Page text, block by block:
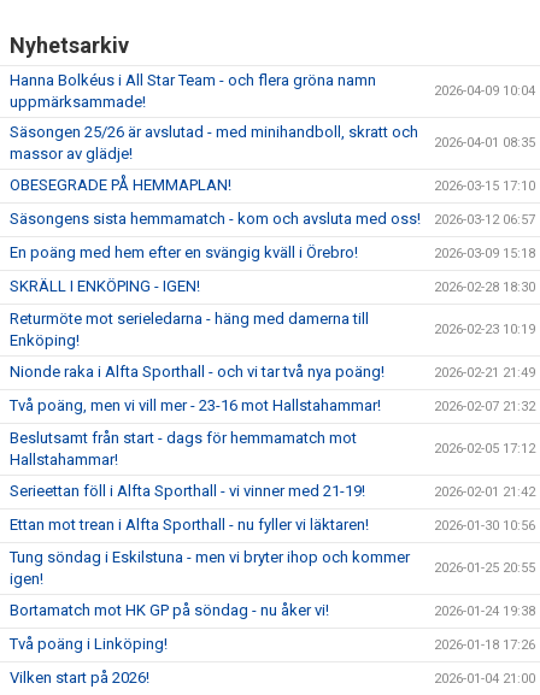
Nyhetsarkiv
Hanna Bolkéus i All Star Team - och flera gröna namn
uppmärksammade!
2026-04-09 10:04
Säsongen 25/26 är avslutad - med minihandboll, skratt och
massor av glädje!
2026-04-01 08:35
OBESEGRADE PÅ HEMMAPLAN! 2026-03-15 17:10
Säsongens sista hemmamatch - kom och avsluta med oss! 2026-03-12 06:57
En poäng med hem efter en svängig kväll i Örebro! 2026-03-09 15:18
SKRÄLL I ENKÖPING - IGEN! 2026-02-28 18:30
Returmöte mot serieledarna - häng med damerna till
Enköping!
2026-02-23 10:19
Nionde raka i Alfta Sporthall - och vi tar två nya poäng! 2026-02-21 21:49
Två poäng, men vi vill mer - 23-16 mot Hallstahammar! 2026-02-07 21:32
Beslutsamt från start - dags för hemmamatch mot
Hallstahammar!
2026-02-05 17:12
Serieettan föll i Alfta Sporthall - vi vinner med 21-19! 2026-02-01 21:42
Ettan mot trean i Alfta Sporthall - nu fyller vi läktaren! 2026-01-30 10:56
Tung söndag i Eskilstuna - men vi bryter ihop och kommer
igen!
2026-01-25 20:55
Bortamatch mot HK GP på söndag - nu åker vi! 2026-01-24 19:38
Två poäng i Linköping! 2026-01-18 17:26
Vilken start på 2026! 2026-01-04 21:00